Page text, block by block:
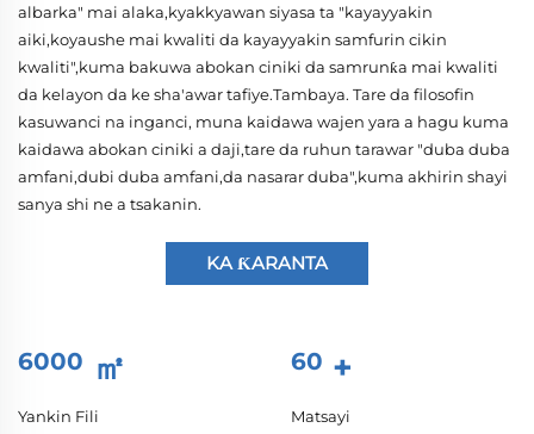
albarka" mai alaka,kyakkyawan siyasa ta "kayayyakin
aiki,koyaushe mai kwaliti da kayayyakin samfurin cikin
kwaliti",kuma bakuwa abokan ciniki da samrunƙa mai kwaliti
da kelayon da ke sha'awar tafiye.Tambaya. Tare da filosofin
kasuwanci na inganci, muna kaidawa wajen yara a hagu kuma
kaidawa abokan ciniki a daji,tare da ruhun tarawar "duba duba
amfani,dubi duba amfani,da nasarar duba",kuma akhirin shayi
sanya shi ne a tsakanin.
KA ƘARANTA
6000 ㎡
Yankin Fili
60 +
Matsayi